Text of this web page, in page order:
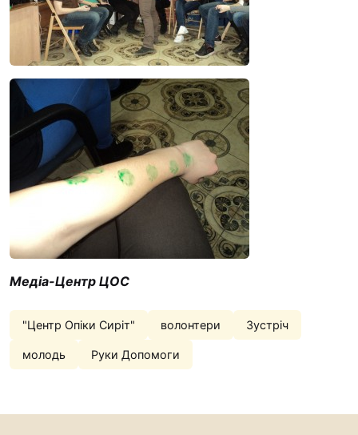
Медіа-Центр ЦОС
"Центр Опіки Сиріт" волонтери Зустріч
молодь Руки Допомоги